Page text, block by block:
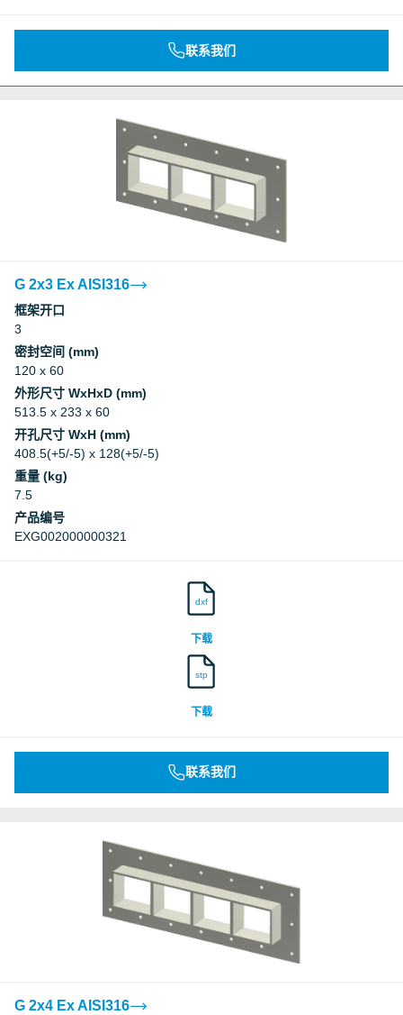
联系我们
G 2x3 Ex AISI316
框架开口
3
密封空间 (mm)
120 x 60
外形尺寸 WxHxD (mm)
513.5 x 233 x 60
开孔尺寸 WxH (mm)
408.5(+5/-5) x 128(+5/-5)
重量 (kg)
7.5
产品编号
EXG002000000321
dxf
下载
stp
下载
联系我们
G 2x4 Ex AISI316